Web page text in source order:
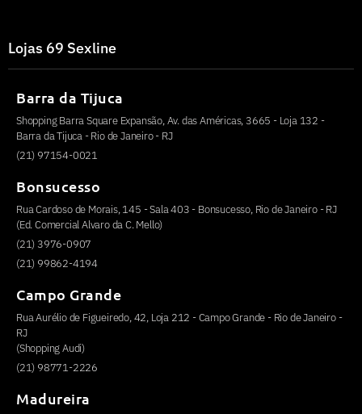
Lojas 69 Sexline
Barra da Tijuca
Shopping Barra Square Expansão, Av. das Américas, 3665 - Loja 132 -
Barra da Tijuca - Rio de Janeiro - RJ
(21) 97154-0021
Bonsucesso
Rua Cardoso de Morais, 145 - Sala 403 - Bonsucesso, Rio de Janeiro - RJ
(Ed. Comercial Alvaro da C. Mello)
(21) 3976-0907
(21) 99862-4194
Campo Grande
Rua Aurélio de Figueiredo, 42, Loja 212 - Campo Grande - Rio de Janeiro -
RJ
(Shopping Audi)
(21) 98771-2226
Madureira